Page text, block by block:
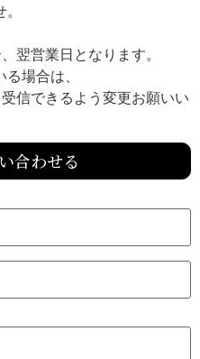
翌営業日となります。
場合は、
信できるよう変更お願いい
合わせる